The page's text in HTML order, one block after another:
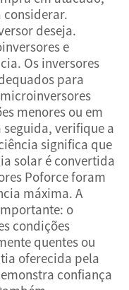
considerar.
deseja.
e
Os inversores
para
menores ou em
verifique a
significa que
solar é convertida
Poforce foram
máxima. A
o
condições
quentes ou
oferecida pela
confiança